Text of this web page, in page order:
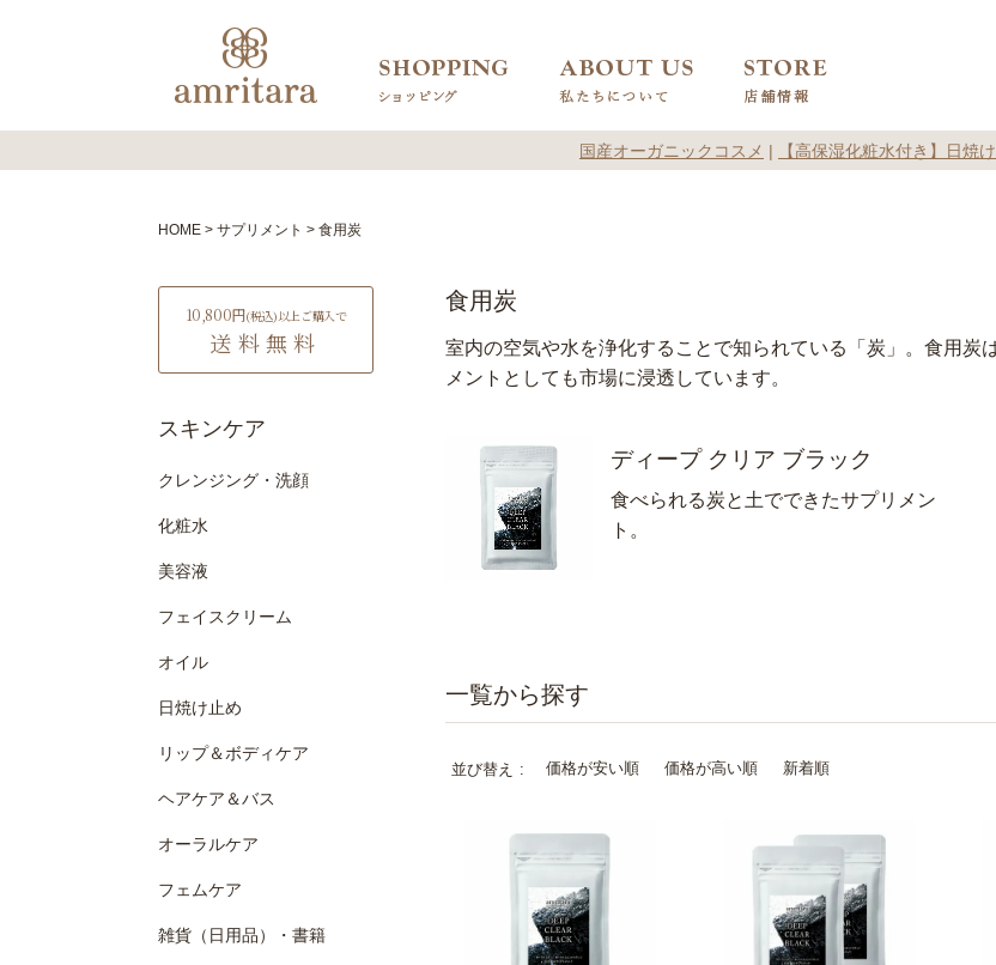
国産オーガニックコスメ | 【高保湿化粧水付き】日焼
HOME サプリメント 食用炭
10,800円(税込)以上ご購入で
送料無料
スキンケア
クレンジング・洗顔
化粧水
美容液
フェイスクリーム
オイル
日焼け止め
リップ＆ボディケア
ヘアケア＆バス
オーラルケア
フェムケア
雑貨（日用品）・書籍
食用炭
室内の空気や水を浄化することで知られている「炭」。食用炭
メントとしても市場に浸透しています。
ディープ クリア ブラック
食べられる炭と土でできたサプリメン
ト。
並び替え 価格が安い順 価格が高い順 新着順